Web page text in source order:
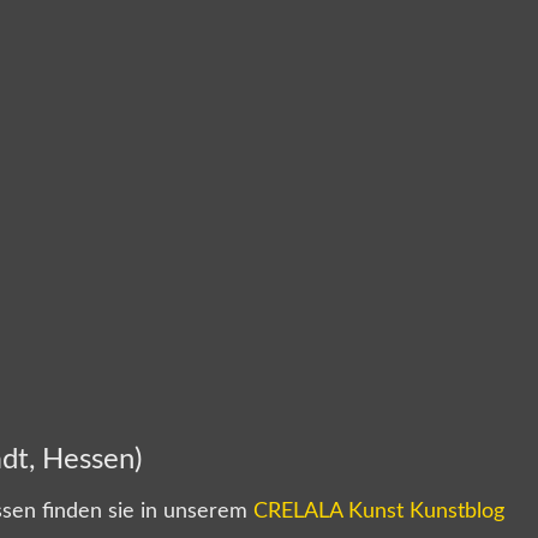
Hessen)
finden sie in unserem CRELALA Kunst Kunstblog